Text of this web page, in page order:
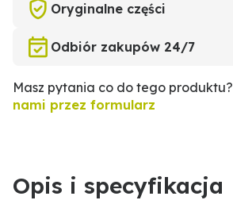
Oryginalne części
Odbiór zakupów 24/7
Masz pytania co do tego produktu?
nami przez formularz
Opis i specyfikacja